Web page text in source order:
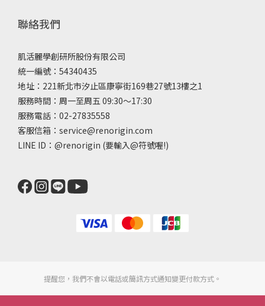
聯絡我們
肌活麗學創研所股份有限公司
統一編號：54340435
地址：221新北市汐止區康寧街169巷27號13樓之1
服務時間：周一至周五 09:30～17:30
服務電話：02-27835558
客服信箱：service@renorigin.com
LINE ID： @renorigin (要輸入@符號喔!)
提醒您，我們不會以電話或簡訊方式通知變更付款方式。